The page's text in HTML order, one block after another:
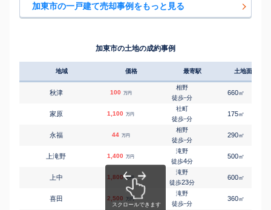
社 3,000 万円
社町
-
400㎡ 230
社町
徒歩-分
山国 2,600 万円
徒歩-分
180㎡ 130
加東市の一戸建て売却事例をもっと見る
加東市の土地の成約事例
地域 価格 最寄駅 土地面積
秋津 100 万円
相野
徒歩-分
660㎡
家原 1,100 万円
社町
徒歩-分
175㎡
永福 44 万円
相野
徒歩-分
290㎡
上滝野 1,400 万円
滝野
徒歩4分
500㎡
上中 1,800 万円
滝野
徒歩23分
600㎡
喜田 2,500 万円
滝野
徒歩-分
360㎡